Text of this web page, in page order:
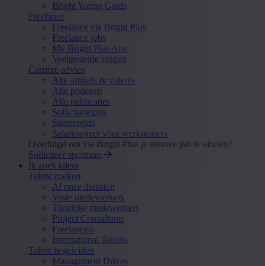
Bright Young Grads
Freelance
Freelance via Bright Plus
Freelance jobs
My Bright Plus App
Veelgestelde vragen
Carrière advies
Alle artikels & video's
Alle podcasts
Alle publicaties
Sollicitatiegids
Startersgids
Salariswijzer voor werknemers
Overtuigd om via Bright Plus je nieuwe job te vinden?
Solliciteer spontaan
Ik zoek talent
Talent zoeken
Al onze diensten
Vaste medewerkers
Tijdelijke medewerkers
Project Consultants
Freelancers
International Talents
Talent begeleiden
Management Drives